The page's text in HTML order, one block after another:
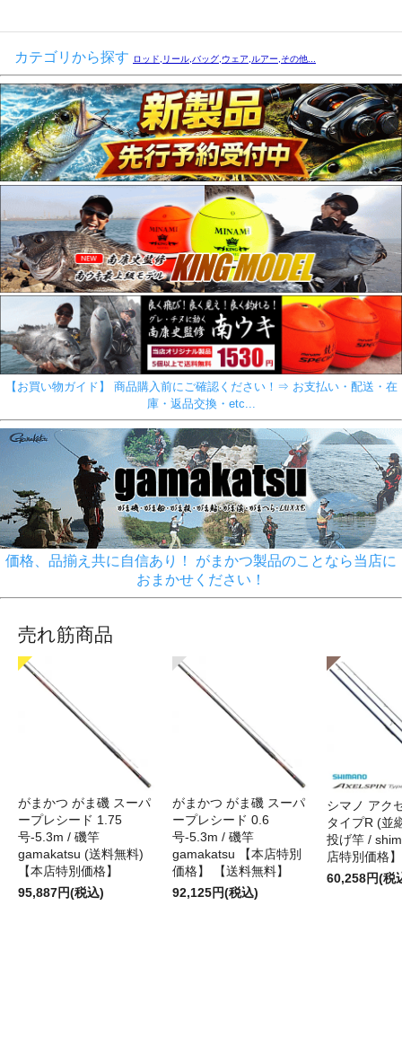
カテゴリから探す ロッド,リール,バッグ,ウェア,ルアー,その他...
【お買い物ガイド】 商品購入前にご確認ください！⇒ お支払い・配送・在
庫・返品交換・etc...
価格、品揃え共に自信あり！ がまかつ製品のことなら当店に
おまかせください！
売れ筋商品
がまかつ がま磯 スーパ
ープレシード 1.75
号-5.3m / 磯竿
gamakatsu (送料無料)
【本店特別価格】
95,887円(税込)
がまかつ がま磯 スーパ
ープレシード 0.6
号-5.3m / 磯竿
gamakatsu 【本店特別
価格】 【送料無料】
92,125円(税込)
シマノ アク
タイプR (並
投げ竿 /
店特別価格】
60,258円(税